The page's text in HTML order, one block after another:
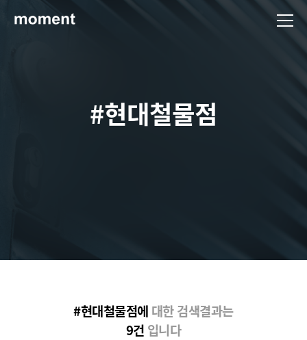
#현대철물점
#현대철물점에 대한 검색결과는
9건 입니다